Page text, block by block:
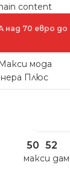
content
70 евро до
50 52
макси